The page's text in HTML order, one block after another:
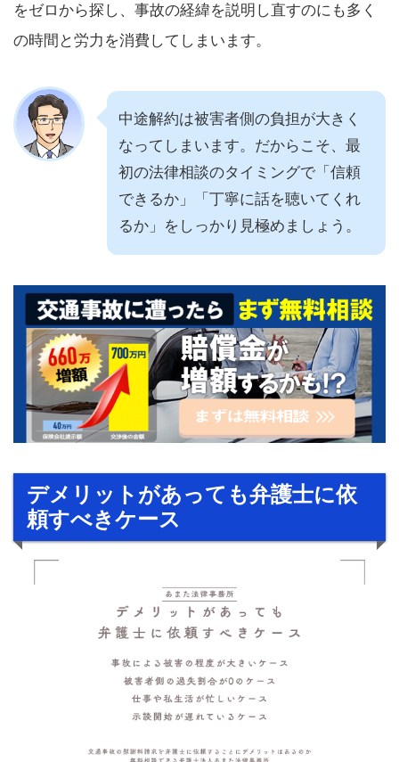
をゼロから探し、事故の経緯を説明し直すのにも多く
の時間と労力を消費してしまいます。
中途解約は被害者側の負担が大きく
なってしまいます。だからこそ、最
初の法律相談のタイミングで「信頼
できるか」「丁寧に話を聴いてくれ
るか」をしっかり見極めましょう。
デメリットがあっても弁護士に依
頼すべきケース